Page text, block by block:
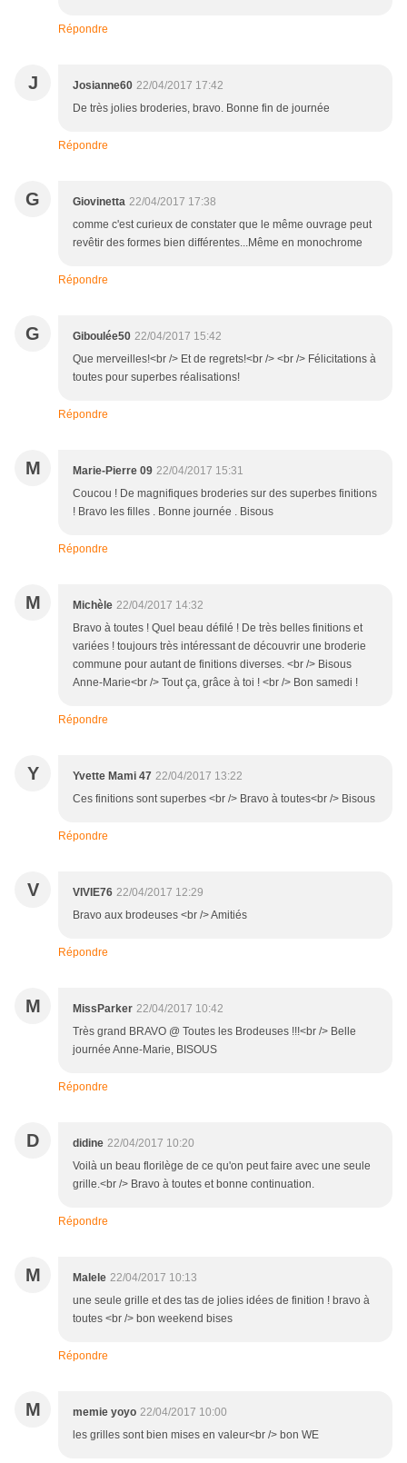
Répondre
J Josianne60 22/04/2017 17:42
De très jolies broderies, bravo. Bonne fin de journée
Répondre
G Giovinetta 22/04/2017 17:38
comme c'est curieux de constater que le même ouvrage peut
revêtir des formes bien différentes...Même en monochrome
Répondre
G Giboulée50 22/04/2017 15:42
Que merveilles!<br /> Et de regrets!<br /> <br /> Félicitations à
toutes pour superbes réalisations!
Répondre
M Marie-Pierre 09 22/04/2017 15:31
Coucou ! De magnifiques broderies sur des superbes finitions
! Bravo les filles . Bonne journée . Bisous
Répondre
M Michèle 22/04/2017 14:32
Bravo à toutes ! Quel beau défilé ! De très belles finitions et
variées ! toujours très intéressant de découvrir une broderie
commune pour autant de finitions diverses. <br /> Bisous
Anne-Marie<br /> Tout ça, grâce à toi ! <br /> Bon samedi !
Répondre
Y Yvette Mami 47 22/04/2017 13:22
Ces finitions sont superbes <br /> Bravo à toutes<br /> Bisous
Répondre
V VIVIE76 22/04/2017 12:29
Bravo aux brodeuses <br /> Amitiés
Répondre
M MissParker 22/04/2017 10:42
Très grand BRAVO @ Toutes les Brodeuses !!!<br /> Belle
journée Anne-Marie, BISOUS
Répondre
D didine 22/04/2017 10:20
Voilà un beau florilège de ce qu'on peut faire avec une seule
grille.<br /> Bravo à toutes et bonne continuation.
Répondre
M Malele 22/04/2017 10:13
une seule grille et des tas de jolies idées de finition ! bravo à
toutes <br /> bon weekend bises
Répondre
M memie yoyo 22/04/2017 10:00
les grilles sont bien mises en valeur<br /> bon WE